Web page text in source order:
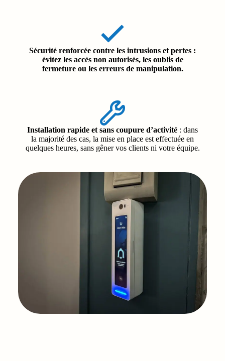
Sécurité renforcée contre les intrusions et pertes :
évitez les accès non autorisés, les oublis de
fermeture ou les erreurs de manipulation.
Installation rapide et sans coupure d’activité : dans
la majorité des cas, la mise en place est effectuée en
quelques heures, sans gêner vos clients ni votre équipe.